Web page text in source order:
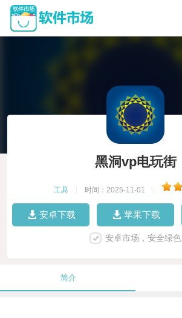
黑洞vp电玩街
工具 时间：2025-11-01
安卓下载 苹果下载
安卓市场，安全绿色
简介